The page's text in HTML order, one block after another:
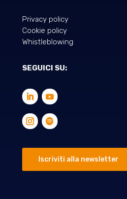
Privacy policy
Cookie policy
Whistleblowing
SEGUICI SU:
Iscriviti alla newsletter